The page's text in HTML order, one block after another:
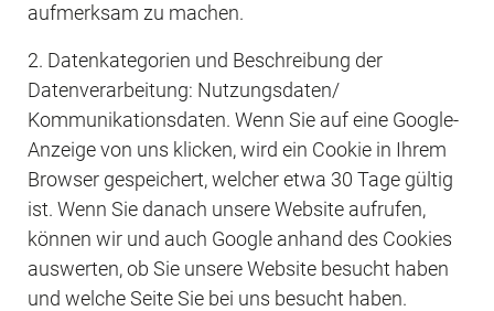
aufmerksam zu machen.
2. Datenkategorien und Beschreibung der
Datenverarbeitung: Nutzungsdaten/
Kommunikationsdaten. Wenn Sie auf eine Google-
Anzeige von uns klicken, wird ein Cookie in Ihrem
Browser gespeichert, welcher etwa 30 Tage gültig
ist. Wenn Sie danach unsere Website aufrufen,
können wir und auch Google anhand des Cookies
auswerten, ob Sie unsere Website besucht haben
und welche Seite Sie bei uns besucht haben.